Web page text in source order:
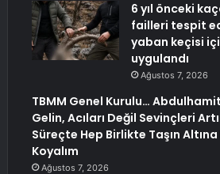
6 yıl önceki
failleri tespit
yaban keçisi
uygulandı
Ağustos 7, 2026
TBMM Genel Kurulu…
Gelin, Acıları Değil Sevinçleri
Süreçte Hep Birlikte Taşın Altına
Koyalım
Ağustos 7, 2026